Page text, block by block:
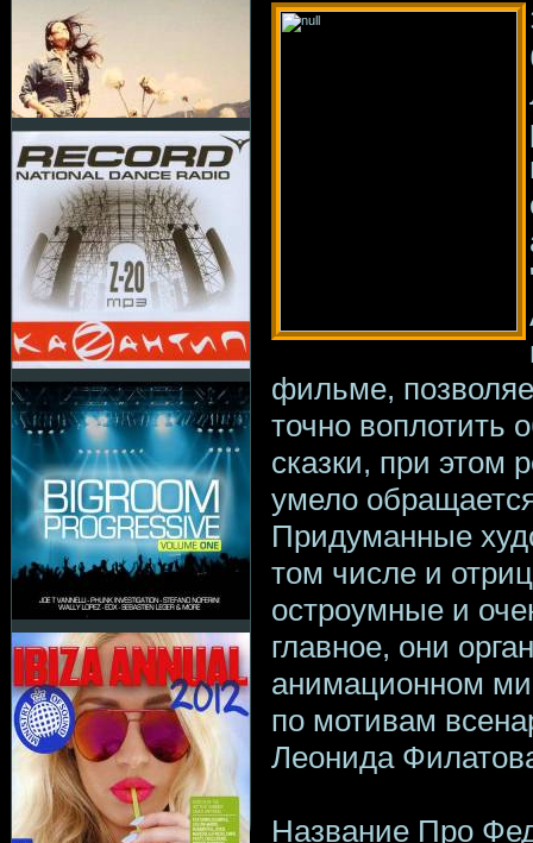
фильме,
точно воплотить
сказки, при этом
умело
Придуманные
том числе и
остроумные и
главное, они
анимационном
по мотивам
Леонида
Название Про